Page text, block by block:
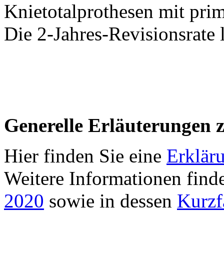
Knietotalprothesen mit
Die 2-Jahres-
Generelle Erläuterungen
Hier finden Sie eine
Weitere Informationen
2020 sowie in dessen